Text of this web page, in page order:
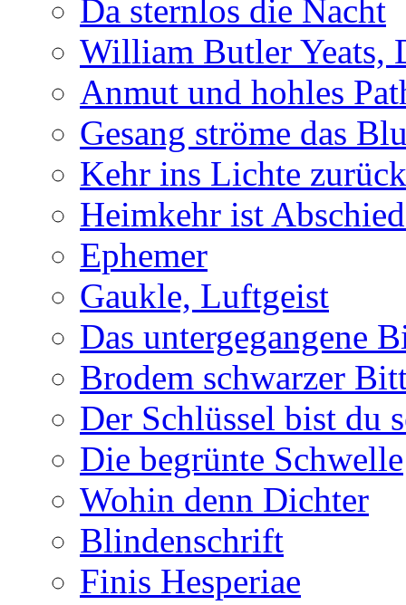
Da sternlos die Nacht
William Butler Yeats,
Anmut und hohles
Gesang ströme das
Kehr ins Lichte zurück
Heimkehr ist
Ephemer
Gaukle, Luftgeist
Das untergegangene
Brodem schwarzer
Der Schlüssel bist du
Die begrünte Schwelle
Wohin denn Dichter
Blindenschrift
Finis Hesperiae